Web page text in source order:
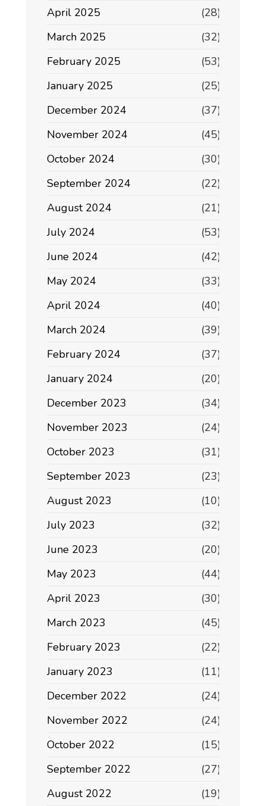
April 2025
(28)
March 2025
(32)
February 2025
(53)
January 2025
(25)
December 2024
(37)
November 2024
(45)
October 2024
(30)
September 2024
(22)
August 2024
(21)
July 2024
(53)
June 2024
(42)
May 2024
(33)
April 2024
(40)
March 2024
(39)
February 2024
(37)
January 2024
(20)
December 2023
(34)
November 2023
(24)
October 2023
(31)
September 2023
(23)
August 2023
(10)
July 2023
(32)
June 2023
(20)
May 2023
(44)
April 2023
(30)
March 2023
(45)
February 2023
(22)
January 2023
(11)
December 2022
(24)
November 2022
(24)
October 2022
(15)
September 2022
(27)
August 2022
(19)